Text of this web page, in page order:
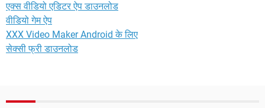
एक्स वीडियो एडिटर ऐप डाउनलोड
वीडियो गेम ऐप
XXX Video Maker Android के लिए
सेक्सी फ्री डाउनलोड